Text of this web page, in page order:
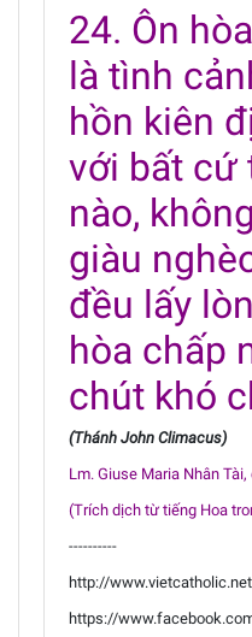
24. Ôn
là tình
hồn kiên
với bất cứ
nào,
giàu
đều lấy
hòa chấp
chút khó
(Thánh John Climacus)
Lm. Giuse Maria Nhân Tài,
(Trích dịch từ tiếng Hoa
----------
http://www.vietcatholic.net
https://